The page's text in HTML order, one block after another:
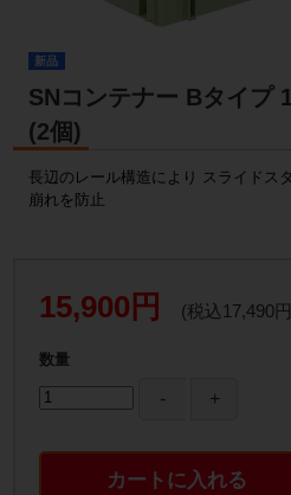
新品
SNコンテナー Bタイプ
(2個)
長辺のレール構造により スライドス
崩れを防止
15,900円 (税込17,490
数量
カートに入れる